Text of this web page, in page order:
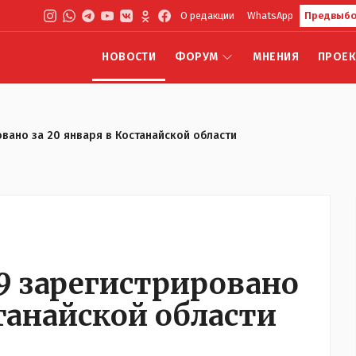
О редакции WhatsApp
НОВОСТИ ФОРУМ МНЕНИЯ
за 20 января в Костанайской области
зарегистрировано
области